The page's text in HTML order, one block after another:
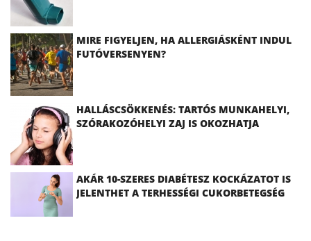
MIRE FIGYELJEN, HA ALLERGIÁSKÉNT INDUL
FUTÓVERSENYEN?
HALLÁSCSÖKKENÉS: TARTÓS MUNKAHELYI,
SZÓRAKOZÓHELYI ZAJ IS OKOZHATJA
AKÁR 10-SZERES DIABÉTESZ KOCKÁZATOT IS
JELENTHET A TERHESSÉGI CUKORBETEGSÉG